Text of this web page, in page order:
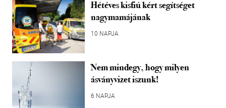
Hétéves kisfiú kért segítséget
nagymamájának
10 NAPJA
Nem mindegy, hogy milyen
ásványvizet iszunk!
6 NAPJA